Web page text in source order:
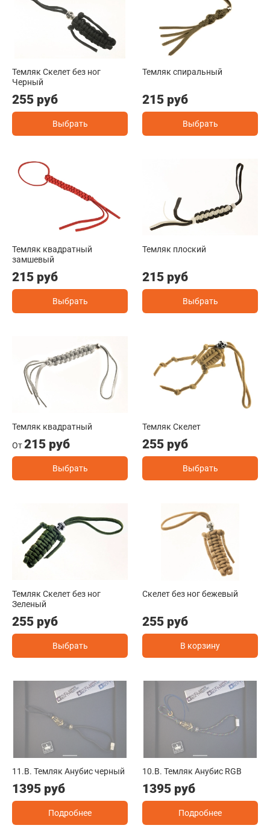
Темляк Скелет без ног
Черный
255 руб
Выбрать
Темляк спиральный
215 руб
Выбрать
Темляк квадратный
замшевый
215 руб
Выбрать
Темляк плоский
215 руб
Выбрать
Темляк квадратный
От215 руб
Выбрать
Темляк Скелет
255 руб
Выбрать
Темляк Скелет без ног
Зеленый
255 руб
Выбрать
Скелет без ног бежевый
255 руб
В корзину
11.B. Темляк Анубис черный
1395 руб
Подробнее
10.B. Темляк Анубис RGB
1395 руб
Подробнее